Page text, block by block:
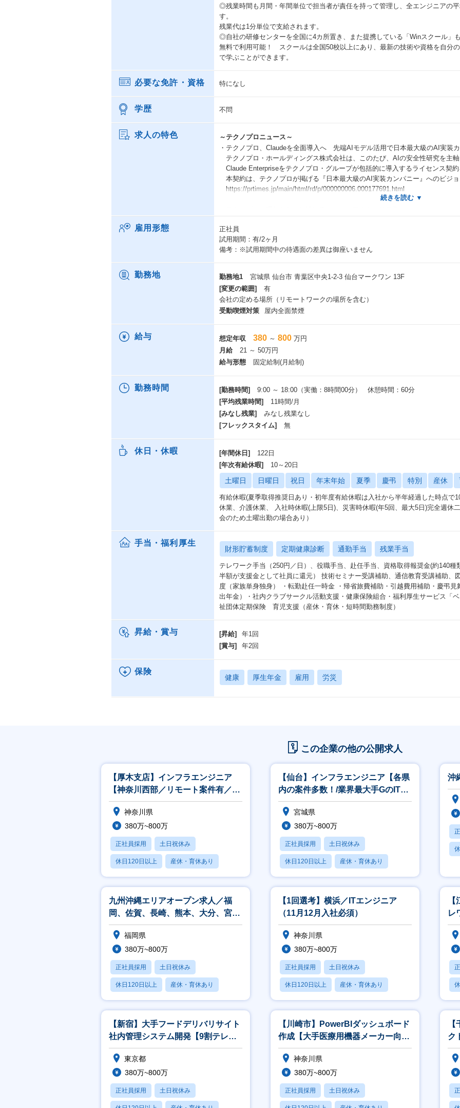
◎残業時間も月間・年間単位で担当者が責任を持って管理し、全エンジニアの
す。
残業代は1分単位で支給されます。
◎自社の研修センターを全国に4カ所置き、また提携している「Winスクール」
無料で利用可能！ スクールは全国50校以上にあり、最新の技術や資格を自分
で学ぶことができます。
必要な免許・資格 特になし
学歴 不問
求人の特色
～テクノプロニュース～
・テクノプロ、Claudeを全面導入へ 先端AIモデル活用で日本最大級のAI実装
テクノプロ・ホールディングス株式会社は、このたび、AIの安全性研究を主
Claude Enterpriseをテクノプロ・グループが包括的に導入するライセンス契約
本契約は、テクノプロが掲げる『日本最大級のAI実装カンパニー』へのビジョ
https://prtimes.jp/main/html/rd/p/000000006.000177691.html
全国31拠点で5000名以上のITエンジニアが活躍しており、あらゆる業界・技術
近年、IT業界では人材不足が叫ばれており、技術者派遣をコア事業とする同社
る。
https://news.mynavi.jp/techplus/kikaku/20230614-2696748/
雇用形態
正社員
試用期間：有/2ヶ月
備考：※試用期間中の待遇面の差異は御座いません
勤務地 勤務地1
宮城県 仙台市 青葉区中央1-2-3 仙台マークワン 13F
[変更の範囲]
有
会社の定める場所（リモートワークの場所を含む）
受動喫煙対策
屋内全面禁煙
給与 想定年収 380 ～ 800 万円
月給
21 ～ 50万円
給与形態
固定給制(月給制)
勤務時間 [勤務時間]
9:00 ～ 18:00（実働：8時間00分） 休憩時間：60分
[平均残業時間]
11時間/月
[みなし残業]
みなし残業なし
[フレックスタイム]
無
休日・休暇 [年間休日]
122日
[年次有給休暇]
10～20日
土曜日 日曜日 祝日 年末年始 夏季 慶弔 特別 産休
有給休暇(夏季取得推奨日あり・初年度有給休暇は入社から半年経過した時点で
休業、介護休業、 入社時休暇(上限5日)、災害時休暇(年5回、最大5日)完全週休
会のため土曜出勤の場合あり）
手当・福利厚生
財形貯蓄制度 定期健康診断 通勤手当 残業手当
テレワーク手当（250円／日）、役職手当、赴任手当、資格取得報奨金(約140
半額が支援金として社員に還元） 技術セミナー受講補助、通信教育受講補助、
度（家族単身独身） ・転勤赴任一時金 ・帰省旅費補助・引越費用補助・慶弔
出年金）・社内クラブサークル活動支援・健康保険組合・福利厚生サービス「
祉団体定期保険 育児支援（産休・育休・短時間勤務制度）
昇給・賞与 [昇給]
年1回
[賞与]
年2回
保険
健康 厚生年金 雇用 労災
この企業の他の公開求人
【厚木支店】インフラエンジニア
【神奈川西部／リモート案件有／
NW・クラウド・5G等】
神奈川県
380万~800万
正社員採用 土日祝休み
休日120日以上 産休・育休あり
月残業20時間以内
【仙台】インフラエンジニア【各県
内の案件多数！/業界最大手GのIT特
化カンパニー】
宮城県
380万~800万
正社員採用 土日祝休み
休日120日以上 産休・育休あり
月残業20時間以内
沖
九州沖縄エリアオープン求人／福
岡、佐賀、長崎、熊本、大分、宮
崎、鹿児島、沖縄
福岡県
380万~800万
正社員採用 土日祝休み
休日120日以上 産休・育休あり
月残業20時間以内
【1回選考】横浜／ITエンジニア
（11月12月入社必須）
神奈川県
380万~800万
正社員採用 土日祝休み
休日120日以上 産休・育休あり
月残業20時間以内
レ
画
【新宿】大手フードデリバリサイト
社内管理システム開発【9割テレワ
ーク/要件定義～参画可能】
東京都
380万~800万
正社員採用 土日祝休み
【川崎市】PowerBIダッシュボード
作成【大手医療用機器メーカー向
け/AWSの知見が身につく】
神奈川県
380万~800万
正社員採用 土日祝休み
ク
可/